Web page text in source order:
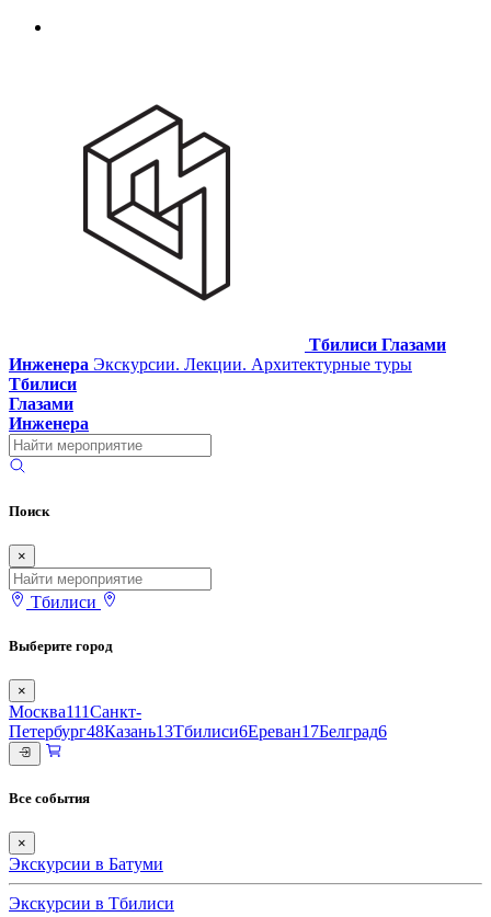
Тбилиси Глазами
Инженера Экскурсии. Лекции. Архитектурные туры
Тбилиси
Глазами
Инженера
Поиск
×
Тбилиси
Выберите город
×
Москва111Санкт-
Петербург48Казань13Тбилиси6Ереван17Белград6
Все события
×
Экскурсии в Батуми
Экскурсии в Тбилиси